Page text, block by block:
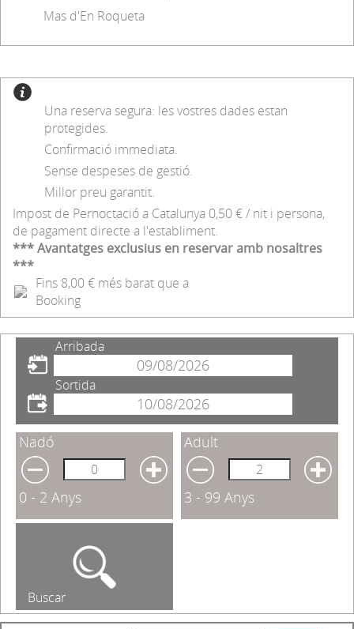
Mas d'En Roqueta
Una reserva segura: les vostres dades estan
protegides.
Confirmació immediata.
Sense despeses de gestió.
Millor preu garantit.
Impost de Pernoctació a Catalunya 0,50 € / nit i persona,
de pagament directe a l'establiment.
*** Avantatges exclusius en reservar amb nosaltres
***
Fins 8,00 € més barat que a
Booking
Arribada
Sortida
Nadó
0 - 2 Anys
Adult
3 - 99 Anys
Buscar